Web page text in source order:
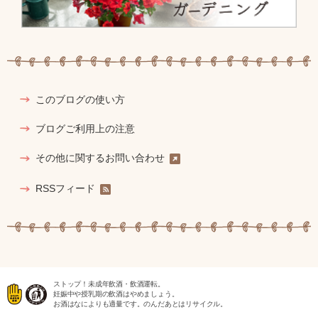
このブログの使い方
ブログご利用上の注意
その他に関するお問い合わせ
RSSフィード
ストップ！未成年飲酒・飲酒運転。
妊娠中や授乳期の飲酒はやめましょう。
お酒はなによりも適量です。のんだあとはリサイクル。